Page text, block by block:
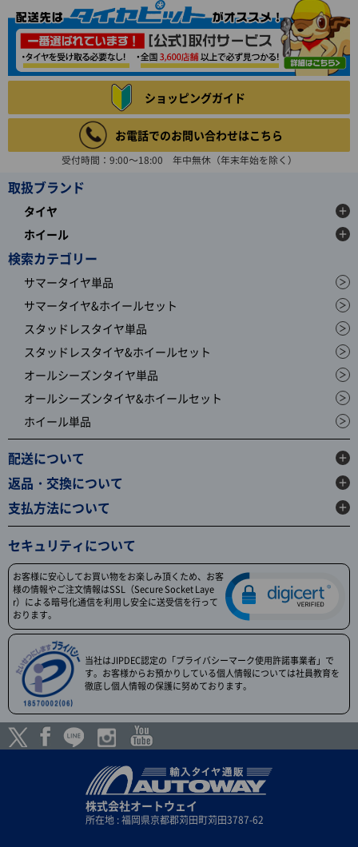
ショッピングガイド
お電話でのお問い合わせはこちら
受付時間：9:00～18:00 年中無休（年末年始を除く）
取扱ブランド
タイヤ
ホイール
検索カテゴリー
サマータイヤ単品
サマータイヤ&ホイールセット
スタッドレスタイヤ単品
スタッドレスタイヤ&ホイールセット
オールシーズンタイヤ単品
オールシーズンタイヤ&ホイールセット
ホイール単品
配送について
返品・交換について
支払方法について
セキュリティについて
お客様に安心してお買い物をお楽しみ頂くため、お客
様の情報やご注文情報はSSL（Secure Socket Laye
r）による暗号化通信を利用し安全に送受信を行って
おります。
当社はJIPDEC認定の「プライバシーマーク使用許諾事業者」で
す。お客様からお預かりしている個人情報については社員教育を
徹底し個人情報の保護に努めております。
株式会社オートウェイ
所在地 : 福岡県京都郡苅田町苅田3787-62